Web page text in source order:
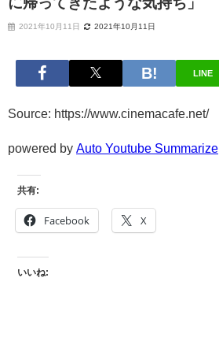
2021年10月11日 2021年10月11日
LINE
Source: https://www.cinemacafe.net/
powered by Auto Youtube Summarize
共有:
Facebook X
いいね: